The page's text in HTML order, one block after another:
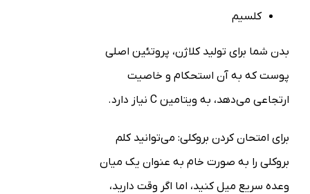
کلسیم
بدن شما برای تولید کلاژن، پروتئین اصلی
پوست که به آن استحکام و خاصیت
ارتجاعی می‌دهد، به ویتامین C نیاز دارد.
برای امتحان کردن بروکلی: می‌توانید کلم
بروکلی را به صورت خام به عنوان یک میان
وعده سریع میل کنید، اما اگر وقت دارید،